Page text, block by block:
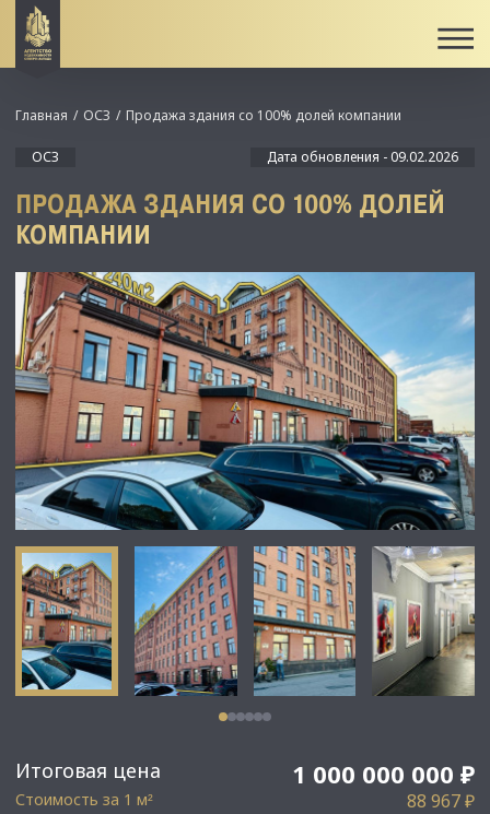
Итоговая цена 1 000 000 000 ₽
Стоимость за 1 м² 88 967 ₽
Главная ОСЗ Продажа здания со 100% долей компании
ОСЗ Дата обновления - 09.02.2026
ПРОДАЖА ЗДАНИЯ СО 100% ДОЛЕЙ
КОМПАНИИ